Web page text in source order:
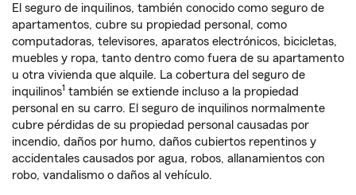
El seguro de inquilinos, también conocido como seguro de
apartamentos, cubre su propiedad personal, como
computadoras, televisores, aparatos electrónicos, bicicletas,
muebles y ropa, tanto dentro como fuera de su apartamento
u otra vivienda que alquile. La cobertura del seguro de
inquilinos1 también se extiende incluso a la propiedad
personal en su carro. El seguro de inquilinos normalmente
cubre pérdidas de su propiedad personal causadas por
incendio, daños por humo, daños cubiertos repentinos y
accidentales causados por agua, robos, allanamientos con
robo, vandalismo o daños al vehículo.